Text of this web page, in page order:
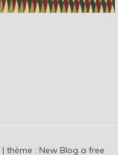
| thème : New Blog a free